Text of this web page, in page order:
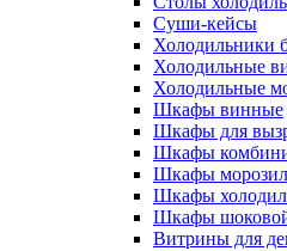
Суши-кейсы
Холодильники
Холодильные
Холодильные
Шкафы винные
Шкафы для
Шкафы
Шкафы
Шкафы
Шкафы шоковой
Витрины для